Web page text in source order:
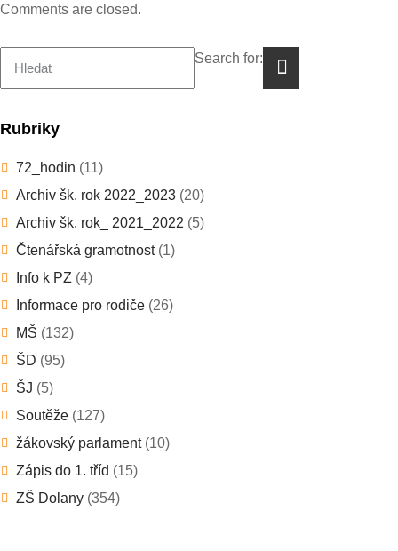
Comments are closed.
Search for:
Rubriky
72_hodin (11)
Archiv šk. rok 2022_2023 (20)
Archiv šk. rok_ 2021_2022 (5)
Čtenářská gramotnost(1)
Info k PZ (4)
Informace pro rodiče (26)
MŠ (132)
ŠD (95)
ŠJ (5)
Soutěže (127)
žákovský parlament(10)
Zápis do 1. tříd (15)
ZŠ Dolany (354)